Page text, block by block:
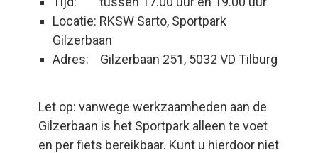
Locatie: RKSW Sarto, Sportpark
Gilzerbaan
Adres: Gilzerbaan 251, 5032 VD Tilburg
Let op: vanwege werkzaamheden aan de
Gilzerbaan is het Sportpark alleen te voet
en per fiets bereikbaar. Kunt u hierdoor niet